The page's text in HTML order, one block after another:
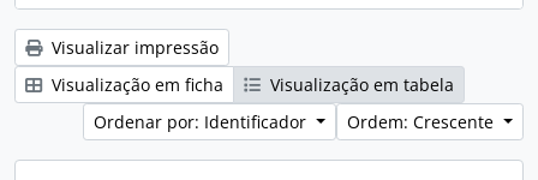
Visualizar impressão
Visualização em ficha
Visualização em tabela
Ordenar por: Identificador
Ordem: Crescente